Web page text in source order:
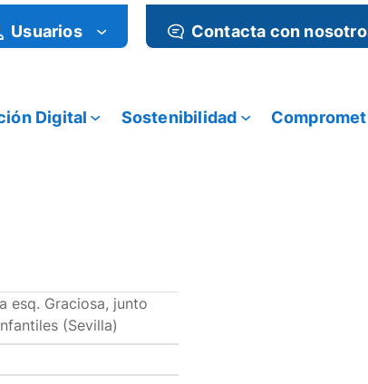
Usuarios Contacta con
Digital Sostenibilidad
esq. Graciosa, junto
(Sevilla)